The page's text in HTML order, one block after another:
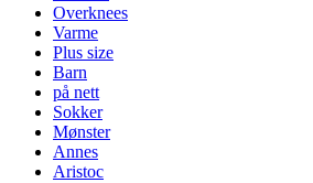
Overknees
Varme
Plus size
Barn
på nett
Sokker
Mønster
Annes
Aristoc